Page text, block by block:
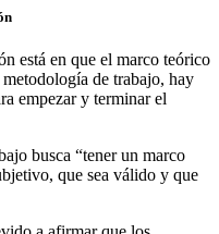
está en que el marco teórico
de trabajo, hay
empezar y terminar el
busca “tener un marco
que sea válido y que